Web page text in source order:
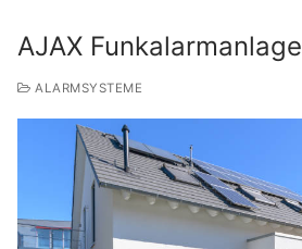
AJAX Funkalarmanlage
ALARMSYSTEME